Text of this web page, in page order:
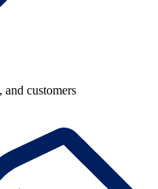
and customers